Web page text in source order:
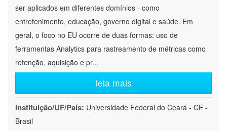
ser aplicados em diferentes domínios - como
entretenimento, educação, governo digital e saúde. Em
geral, o foco no EU ocorre de duas formas: uso de
ferramentas Analytics para rastreamento de métricas como
retenção, aquisição e pr...
leia mais
Instituição/UF/País: Universidade Federal do Ceará - CE -
Brasil